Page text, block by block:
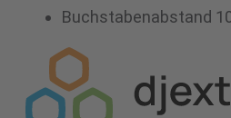
Buchstabenabstand